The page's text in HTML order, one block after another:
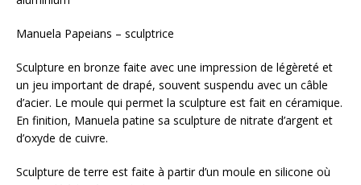
Manuela Papeians – sculptrice
Sculpture en bronze faite avec une impression de légèreté et
un jeu important de drapé, souvent suspendu avec un câble
d’acier. Le moule qui permet la sculpture est fait en céramique.
En finition, Manuela patine sa sculpture de nitrate d’argent et
d’oxyde de cuivre.
Sculpture de terre est faite à partir d’un moule en silicone où